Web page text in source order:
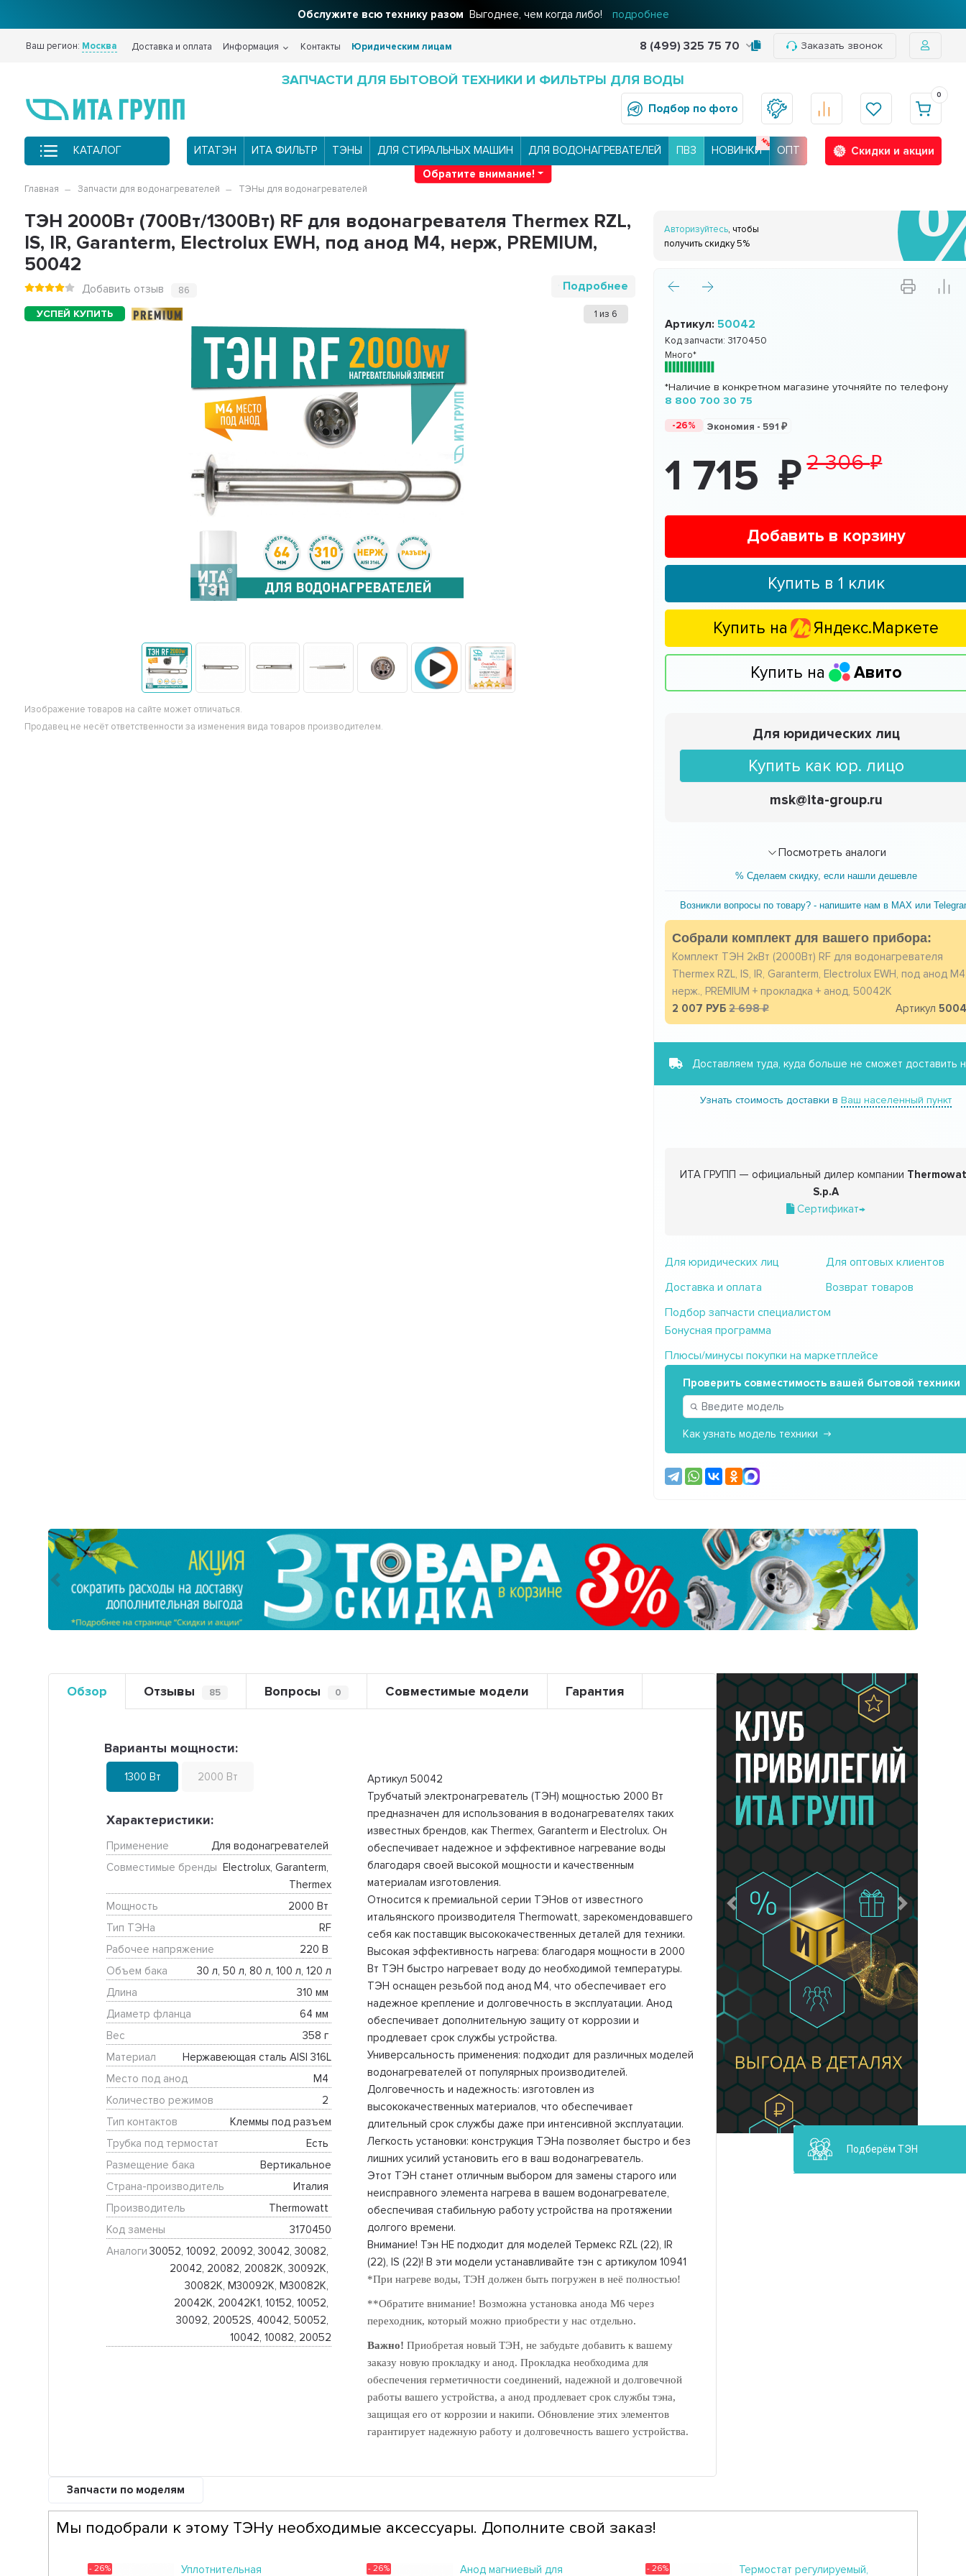
Обслужите всю технику разом Выгоднее, чем когда либо! подробнее
Ваш регион: Москва Доставка и оплата Информация Контакты Юридическим лицам 8 (499) 325 75 70 Заказать звонок
ЗАПЧАСТИ ДЛЯ БЫТОВОЙ ТЕХНИКИ И ФИЛЬТРЫ ДЛЯ ВОДЫ
Подбор по фото
0
КАТАЛОГ ИТАТЭН ИТА ФИЛЬТР ТЭНЫ ДЛЯ СТИРАЛЬНЫХ МАШИН ДЛЯ ВОДОНАГРЕВАТЕЛЕЙ ПВЗ НОВИНКИ ОПТ
Скидки и акции
Обратите внимание!
Главная Запчасти для водонагревателей ТЭНы для водонагревателей
ТЭН 2000Вт (700Вт/1300Вт) RF для водонагревателя Thermex RZL,
IS, IR, Garanterm, Electrolux EWH, под анод М4, нерж, PREMIUM,
50042
Подробнее
Добавить отзыв 86
PREMIUM 1 из 6
Изображение товаров на сайте может отличаться.
Продавец не несёт ответственности за изменения вида товаров производителем.
Авторизуйтесь, чтобы
получить скидку 5%
Артикул:50042
Код запчасти: 3170450
Много*
*Наличие в конкретном магазине уточняйте по телефону
8 800 700 30 75
-26% Экономия - 591
1 715 2 306
Добавить в корзину
Купить в 1 клик
Купить на Яндекс.Маркете
Купить на Авито
Для юридических лиц
Купить как юр. лицо
msk@ita-group.ru
Посмотреть аналоги
% Сделаем скидку, если нашли дешевле
Возникли вопросы по товару? - напишите нам в MAX или
Собрали комплект для вашего прибора:
Комплект ТЭН 2кВт (2000Вт) RF для водонагревателя
Thermex RZL, IS, IR, Garanterm, Electrolux EWH, под анод
нерж., PREMIUM + прокладка + анод, 50042K
2 007 РУБ2 698 Артикул
Доставляем туда, куда больше не сможет доставить
Узнать стоимость доставки вВаш населенный пункт
ИТА ГРУПП — официальный дилер компании
S.p.A
Сертификат→
Для юридических лиц
Для оптовых клиентов
Доставка и оплата
Возврат товаров
Подбор запчасти специалистом
Бонусная программа
Плюсы/минусы покупки на маркетплейсе
Проверить совместимость вашей бытовой техники
Как узнать модель техники
Предыдущий
Обзор Отзывы 85 Вопросы 0 Совместимые модели Гарантия
Артикул 50042
Трубчатый электронагреватель (ТЭН) мощностью 2000 Вт
предназначен для использования в водонагревателях таких
известных брендов, как Thermex, Garanterm и Electrolux. Он
обеспечивает надежное и эффективное нагревание воды
благодаря своей высокой мощности и качественным
материалам изготовления.
Относится к премиальной серии ТЭНов от известного
итальянского производителя Thermowatt, зарекомендовавшего
себя как поставщик высококачественных деталей для техники.
Высокая эффективность нагрева: благодаря мощности в 2000
Вт ТЭН быстро нагревает воду до необходимой температуры.
ТЭН оснащен резьбой под анод М4, что обеспечивает его
надежное крепление и долговечность в эксплуатации. Анод
обеспечивает дополнительную защиту от коррозии и
продлевает срок службы устройства.
Универсальность применения: подходит для различных моделей
водонагревателей от популярных производителей.
Долговечность и надежность: изготовлен из
высококачественных материалов, что обеспечивает
длительный срок службы даже при интенсивной эксплуатации.
Легкость установки: конструкция ТЭНа позволяет быстро и без
лишних усилий установить его в ваш водонагреватель.
Этот ТЭН станет отличным выбором для замены старого или
неисправного элемента нагрева в вашем водонагревателе,
обеспечивая стабильную работу устройства на протяжении
долгого времени.
Внимание! Тэн НЕ подходит для моделей Термекс RZL (22), IR
(22), IS (22)! В эти модели устанавливайте тэн с артикулом 10941
*При нагреве воды, ТЭН должен быть погружен в неё полностью!
**Обратите внимание! Возможна установка анода М6 через
переходник, который можно приобрести у нас отдельно.
Важно! Приобретая новый ТЭН, не забудьте добавить к вашему
заказу новую прокладку и анод. Прокладка необходима для
обеспечения герметичности соединений, надежной и долговечной
работы вашего устройства, а анод продлевает срок службы тэна,
защищая его от коррозии и накипи. Обновление этих элементов
гарантирует надежную работу и долговечность вашего устройства.
Варианты мощности:
1300 Вт 2000 Вт
Характеристики:
Применение
Для водонагревателей
Совместимые бренды Electrolux, Garanterm,
Thermex
Мощность
2000 Вт
Тип ТЭНа
RF
Рабочее напряжение
220 В
Объем бака
30 л, 50 л, 80 л, 100 л, 120 л
Длина
310 мм
Диаметр фланца
64 мм
Вес
358 г
Материал
Нержавеющая сталь AISI 316L
Место под анод
М4
Количество режимов
2
Тип контактов
Клеммы под разъем
Трубка под термостат
Есть
Размещение бака
Вертикальное
Страна-производитель
Италия
Производитель
Thermowatt
Код замены
3170450
Аналоги 30052, 10092, 20092, 30042, 30082,
20042, 20082, 20082K, 30092K,
30082K, М30092K, М30082K,
20042K, 20042K1, 10152, 10052,
30092, 20052S, 40042, 50052,
10042, 10082, 20052
Предыдущий Следующий
Запчасти по моделям
Мы подобрали к этому ТЭНу необходимые аксессуары. Дополните свой заказ!
- 26% Уплотнительная - 26% Анод магниевый для - 26% Термостат регулируемый,
Подберём ТЭН